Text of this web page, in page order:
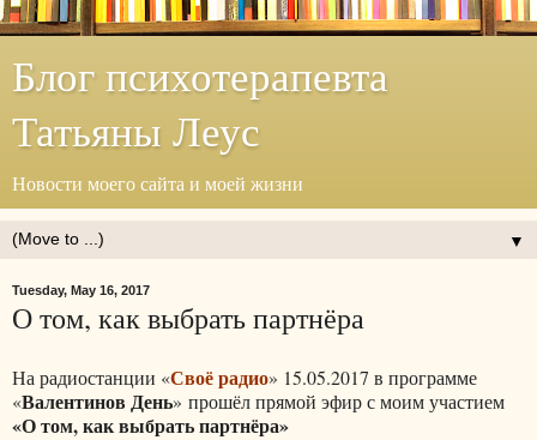
Блог психотерапевта
Татьяны Леус
Новости моего сайта и моей жизни
▼
Tuesday, May 16, 2017
О том, как выбрать партнёра
На радиостанции «Своё радио» 15.05.2017 в программе
«Валентинов День» прошёл прямой эфир с моим участием
«О том, как выбрать партнёра»